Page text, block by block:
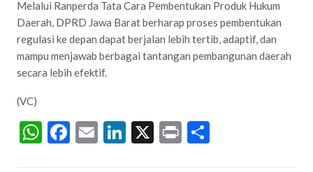
Melalui Ranperda Tata Cara Pembentukan Produk Hukum
Daerah, DPRD Jawa Barat berharap proses pembentukan
regulasi ke depan dapat berjalan lebih tertib, adaptif, dan
mampu menjawab berbagai tantangan pembangunan daerah
secara lebih efektif.
(VC)
WhatsApp
Facebook
EmailLinkedIn
X Print